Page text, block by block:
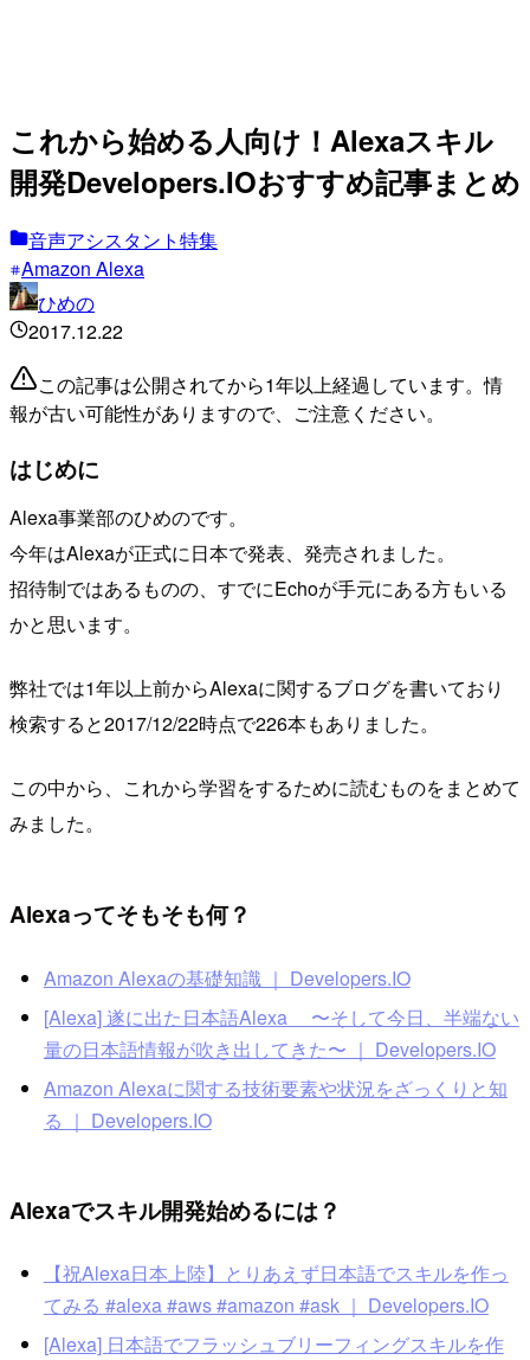
これから始める人向け！Alexaスキル
開発Developers.IOおすすめ記事まとめ
音声アシスタント特集
Amazon Alexa
ひめの
2017.12.22
この記事は公開されてから1年以上経過しています。情
報が古い可能性がありますので、ご注意ください。
はじめに
Alexa事業部のひめのです。
今年はAlexaが正式に日本で発表、発売されました。
招待制ではあるものの、すでにEchoが手元にある方もいる
かと思います。
弊社では1年以上前からAlexaに関するブログを書いており
検索すると2017/12/22時点で226本もありました。
この中から、これから学習をするために読むものをまとめて
みました。
Alexaってそもそも何？
Amazon Alexaの基礎知識 ｜ Developers.IO
[Alexa] 遂に出た日本語Alexa 〜そして今日、半端ない
量の日本語情報が吹き出してきた〜 ｜ Developers.IO
Amazon Alexaに関する技術要素や状況をざっくりと知
る ｜ Developers.IO
Alexaでスキル開発始めるには？
【祝Alexa日本上陸】とりあえず日本語でスキルを作っ
てみる #alexa #aws #amazon #ask ｜ Developers.IO
[Alexa] 日本語でフラッシュブリーフィングスキルを作